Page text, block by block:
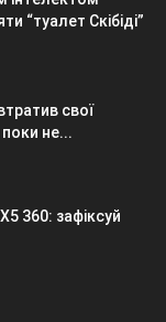
“туалет Скібіді”
свої
не...
360: зафіксуй